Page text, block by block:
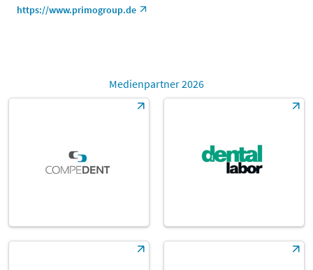
https://www.primogroup.de
Medienpartner 2026